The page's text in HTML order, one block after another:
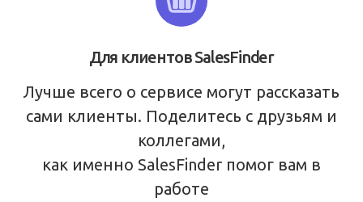
Для клиентов SalesFinder
Лучше всего о сервисе могут рассказать
сами клиенты. Поделитесь с друзьям и
коллегами,
как именно SalesFinder помог вам в
работе